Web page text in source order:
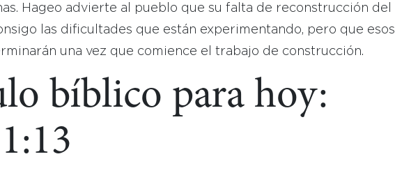
Hageo advierte al pueblo que su falta de reconstrucción del
las dificultades que están experimentando, pero que esos
una vez que comience el trabajo de construcción.
bíblico para hoy: